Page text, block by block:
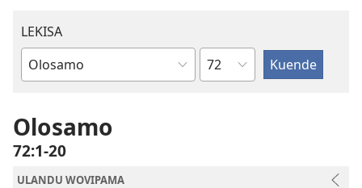
LEKISA
Elivulu
Ocipama
Olosamo
72:1-20
ULANDU WOVIPAMA